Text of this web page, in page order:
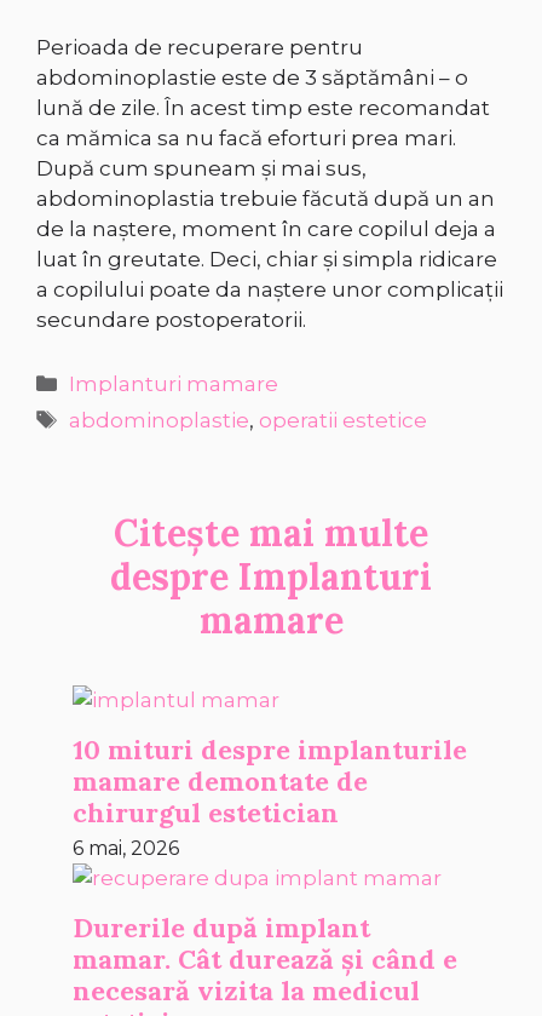
Perioada de recuperare pentru
abdominoplastie este de 3 săptămâni – o
lună de zile. În acest timp este recomandat
ca mămica sa nu facă eforturi prea mari.
După cum spuneam şi mai sus,
abdominoplastia trebuie făcută după un an
de la naştere, moment în care copilul deja a
luat în greutate. Deci, chiar şi simpla ridicare
a copilului poate da naştere unor complicaţii
secundare postoperatorii.
Categorii
Implanturi mamare
Etichete
abdominoplastie, operatii estetice
Citește mai multe
despre Implanturi
mamare
10 mituri despre implanturile
mamare demontate de
chirurgul estetician
6 mai, 2026
Durerile după implant
mamar. Cât durează și când e
necesară vizita la medicul